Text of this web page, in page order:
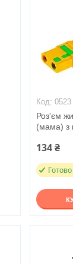
0523
Роз'єм
(мама) з
134 ₴